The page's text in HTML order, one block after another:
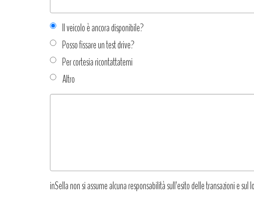
Il veicolo è ancora disponibile?
Posso fissare un test drive?
Per cortesia ricontattatemi
Altro
Tipo
inSella non si assume alcuna responsabilità sull’esito delle transazioni e sul